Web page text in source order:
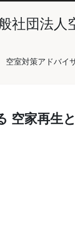
社団法人
空室対策アドバイ
空家再生